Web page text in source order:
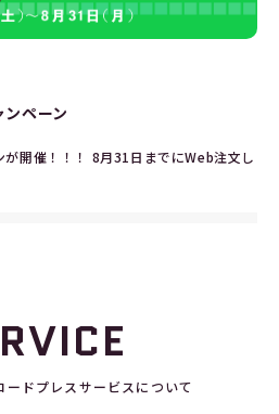
ペーン
開催！！！ 8月31日までにWeb注文し
ードプレスサービスについて